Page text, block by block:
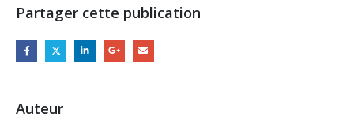
Partager cette publication
Auteur